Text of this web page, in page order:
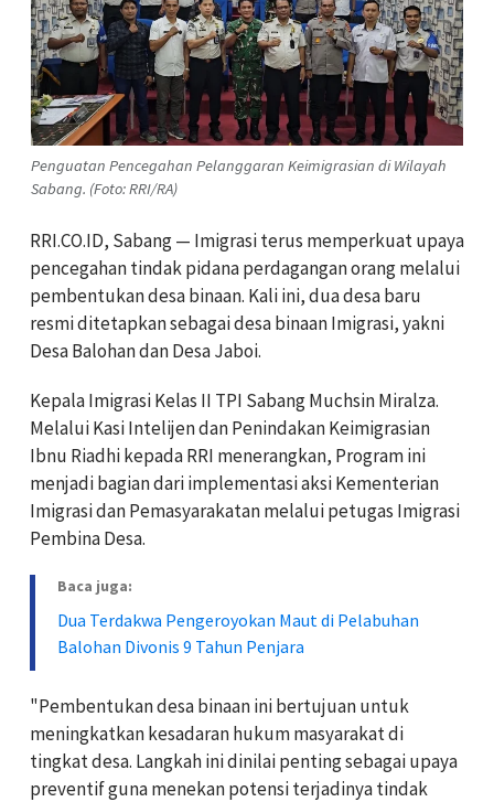
Penguatan Pencegahan Pelanggaran Keimigrasian di Wilayah
Sabang. (Foto: RRI/RA)
RRI.CO.ID, Sabang — Imigrasi terus memperkuat upaya
pencegahan tindak pidana perdagangan orang melalui
pembentukan desa binaan. Kali ini, dua desa baru
resmi ditetapkan sebagai desa binaan Imigrasi, yakni
Desa Balohan dan Desa Jaboi.
Kepala Imigrasi Kelas II TPI Sabang Muchsin Miralza.
Melalui Kasi Intelijen dan Penindakan Keimigrasian
Ibnu Riadhi kepada RRI menerangkan, Program ini
menjadi bagian dari implementasi aksi Kementerian
Imigrasi dan Pemasyarakatan melalui petugas Imigrasi
Pembina Desa.
Baca juga:
Dua Terdakwa Pengeroyokan Maut di Pelabuhan
Balohan Divonis 9 Tahun Penjara
"Pembentukan desa binaan ini bertujuan untuk
meningkatkan kesadaran hukum masyarakat di
tingkat desa. Langkah ini dinilai penting sebagai upaya
preventif guna menekan potensi terjadinya tindak